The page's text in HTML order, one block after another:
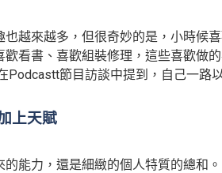
也越來越多，但很奇妙的是，小時候
看書、喜歡組裝修理，這些喜歡做
Podcastt節目訪談中提到，自己一路
上天賦
能力，還是細緻的個人特質的總和。